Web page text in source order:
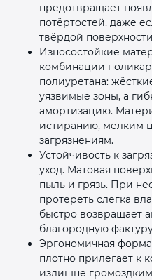
предотвращает
потёртостей, даже
твёрдой
Износостойкие
комбинации
полиуретана:
уязвимые зоны, а
амортизацию.
истиранию, мелким
загрязнениям.
Устойчивость к
уход. Матовая
пыль и грязь. При
протереть слегка
быстро возвращает
благородную
Эргономичная
плотно прилегает к
излишне